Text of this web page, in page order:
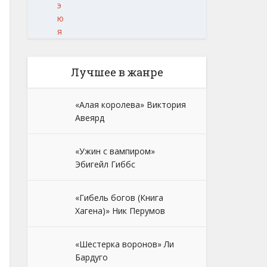
э
ю
я
Лучшее в жанре
«Алая королева» Виктория
Авеярд
«Ужин с вампиром»
Эбигейл Гиббс
«Гибель богов (Книга
Хагена)» Ник Перумов
«Шестерка воронов» Ли
Бардуго